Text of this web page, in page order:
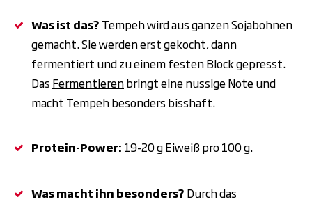
Was ist das? Tempeh wird aus ganzen Sojabohnen
gemacht. Sie werden erst gekocht, dann
fermentiert und zu einem festen Block gepresst.
Das Fermentierenbringt eine nussige Note und
macht Tempeh besonders bisshaft.
Protein-Power: 19-20g Eiweißpro 100g.
Was macht ihn besonders? Durch das